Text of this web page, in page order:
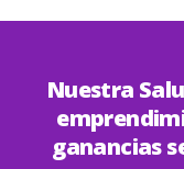
Nuestra
ganancias